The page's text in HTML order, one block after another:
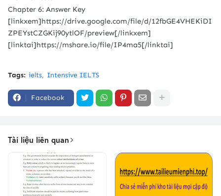
Chapter 6: Answer Key
[linkxem]https://drive.google.com/file/d/12fbGE4VHEKiDI
ZPEYstCZGKij90ytlOF/preview[/linkxem]
[linktai]https://mshare.io/file/IP4ma5[/linktai]
Tags: ielts Intensive IELTS
Facebook
Tài liệu liên quan